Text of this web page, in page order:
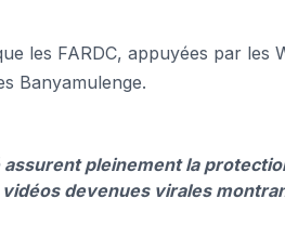
les FARDC, appuyées par les
Banyamulenge.
pleinement la
devenues virales